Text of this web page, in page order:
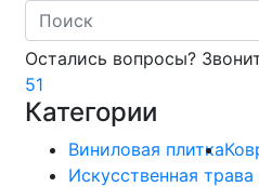
Search
Остались вопросы?
51
Категории
Виниловая плитка
Искусственная трава